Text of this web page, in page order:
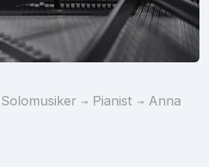
Solomusiker Pianist Anna